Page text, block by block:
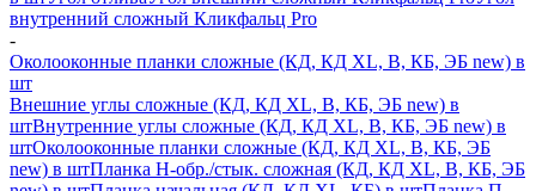
внутренний сложный Кликфальц Pro
-
Околооконные планки сложные (КД, КД XL, В, КБ, ЭБ new) в
шт
Внешние углы сложные (КД, КД XL, В, КБ, ЭБ new) в
штВнутренние углы сложные (КД, КД XL, В, КБ, ЭБ new) в
штОколооконные планки сложные (КД, КД XL, В, КБ, ЭБ
new) в штПланка H-обр./стык. сложная (КД, КД XL, В, КБ, ЭБ